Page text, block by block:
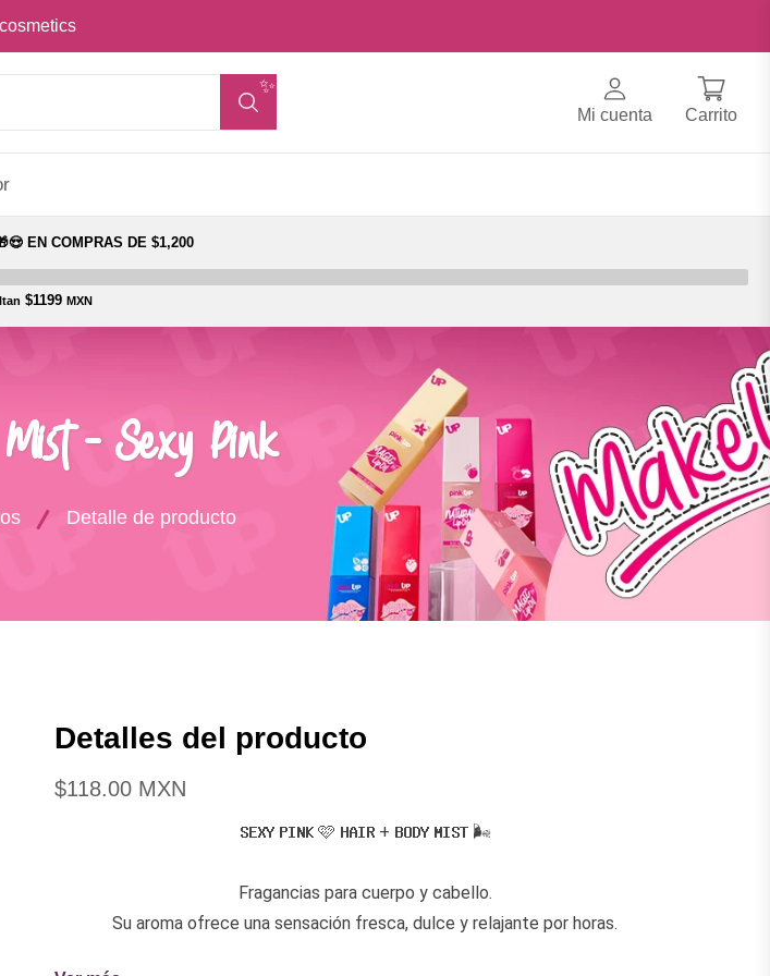
✨
Mi cuenta Carrito
EN COMPRAS DE $1,200
$1199 MXN
- Sexy Pink
Detalle de producto
Detalles del producto
$118.00 MXN
𝗦𝗘𝗫𝗬 𝗣𝗜𝗡𝗞 🩷 𝗛𝗔𝗜𝗥 + 𝗕𝗢𝗗𝗬 𝗠𝗜𝗦𝗧 🌬️
Fragancias para cuerpo y cabello.
Su aroma ofrece una sensación fresca, dulce y relajante por horas.